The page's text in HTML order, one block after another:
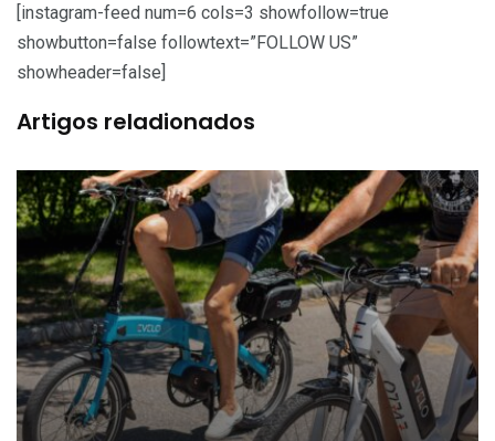
[instagram-feed num=6 cols=3 showfollow=true
showbutton=false followtext=”FOLLOW US”
showheader=false]
Artigos reladionados